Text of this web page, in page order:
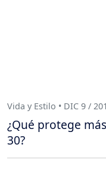
Vida y Estilo • DIC 9 /
¿Qué protege
30?